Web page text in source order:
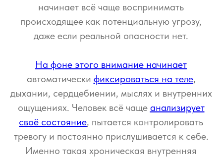
начинает всё чаще воспринимать
происходящее как потенциальную угрозу,
даже если реальной опасности нет.
На фоне этого внимание начинает
автоматически фиксироваться на теле,
дыхании, сердцебиении, мыслях и внутренних
ощущениях. Человек всё чаще анализирует
своё состояние, пытается контролировать
тревогу и постоянно прислушивается к себе.
Именно такая хроническая внутренняя